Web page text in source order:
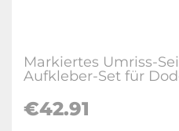
Markiertes Umriss-
Aufkleber-Set für
€42.91